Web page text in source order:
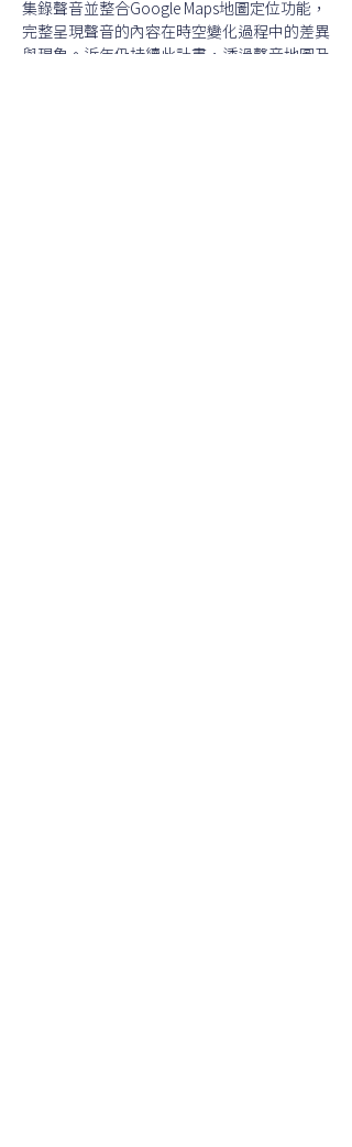
集錄聲音並整合Google Maps地圖定位功能，
完整呈現聲音的內容在時空變化過程中的差異
與現象。近年仍持續此計畫，透過聲音地圖及